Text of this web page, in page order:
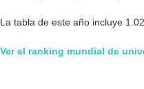
La tabla de este año incluye
Ver el ranking mundial de